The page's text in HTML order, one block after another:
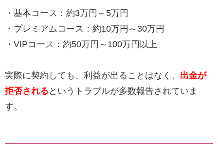
・基本コース：約3万円～5万円
・プレミアムコース：約10万円～30万円
・VIPコース：約50万円～100万円以上
実際に契約しても、利益が出ることはなく、 出金が
拒否される というトラブルが多数報告されていま
す。